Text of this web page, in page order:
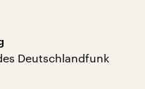
Deutschlandfunk